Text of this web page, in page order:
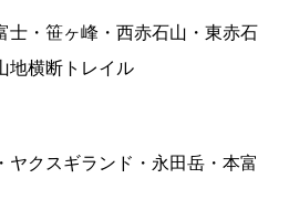
士・笹ヶ峰・西赤石山・東赤石
地横断トレイル
ヤクスギランド・永田岳・本富